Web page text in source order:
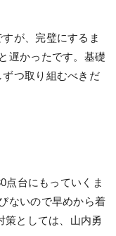
が、完璧にするま
遅かったです。基礎
つ取り組むべきだ
点台にもっていくま
ないので早めから着
策としては、山内勇